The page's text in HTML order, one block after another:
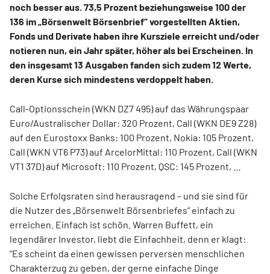
noch besser aus. 73,5 Prozent beziehungsweise 100 der
136 im „Börsenwelt Börsenbrief“ vorgestellten Aktien,
Fonds und Derivate haben ihre Kursziele erreicht und/oder
notieren nun, ein Jahr später, höher als bei Erscheinen. In
den insgesamt 13 Ausgaben fanden sich zudem 12 Werte,
deren Kurse sich mindestens verdoppelt haben.
Call-Optionsschein (WKN DZ7 495) auf das Währungspaar
Euro/Australischer Dollar: 320 Prozent, Call (WKN DE9 Z28)
auf den Eurostoxx Banks: 100 Prozent, Nokia: 105 Prozent,
Call (WKN VT6 P73) auf ArcelorMittal: 110 Prozent, Call (WKN
VT1 37D) auf Microsoft: 110 Prozent, QSC: 145 Prozent, …
Solche Erfolgsraten sind herausragend – und sie sind für
die Nutzer des „Börsenwelt Börsenbriefes“ einfach zu
erreichen. Einfach ist schön. Warren Buffett, ein
legendärer Investor, liebt die Einfachheit, denn er klagt:
"Es scheint da einen gewissen perversen menschlichen
Charakterzug zu geben, der gerne einfache Dinge